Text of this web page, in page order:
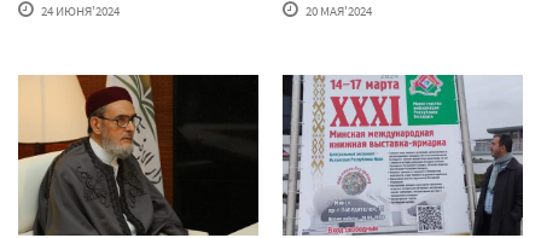
24 ИЮНЯ'2024 20 МАЯ'2024